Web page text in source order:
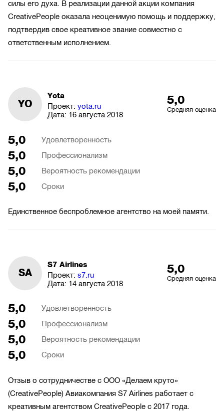
силы его духа. В реализации данной акции компания
CreativePeople оказала неоценимую помощь и поддержку,
подтвердив свое креативное звание совместно с
ответственным исполнением.
YO
Yota
Проект: yota.ru
Дата: 16 августа 2018
5,0
Средняя оценка
5,0 Удовлетворенность
5,0 Профессионализм
5,0 Вероятность рекомендации
5,0 Сроки
Единственное беспроблемное агентство на моей памяти.
SA
S7 Airlines
Проект: s7.ru
Дата: 14 августа 2018
5,0
Средняя оценка
5,0 Удовлетворенность
5,0 Профессионализм
5,0 Вероятность рекомендации
5,0 Сроки
Отзыв о сотрудничестве с ООО «Делаем круто»
(CreativePeople) Авиакомпания S7 Airlines работает с
креативным агентством CreativePeople с 2017 года.